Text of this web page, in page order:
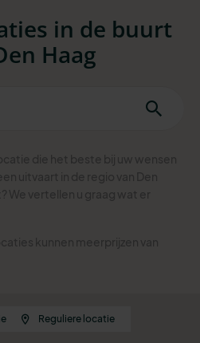
in de buurt
Haag
Reguliere locatie